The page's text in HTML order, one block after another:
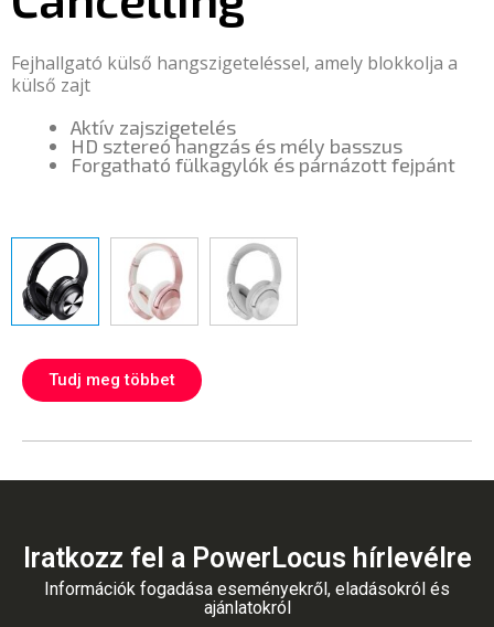
Fejhallgató külső hangszigeteléssel, amely blokkolja a
külső zajt
Aktív zajszigetelés
HD sztereó hangzás és mély basszus
Forgatható fülkagylók és párnázott fejpánt
Tudj meg többet
Iratkozz fel a PowerLocus hírlevélre
Információk fogadása eseményekről, eladásokról és
ajánlatokról